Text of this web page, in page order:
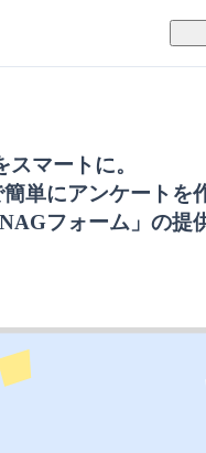
マートに。
単にアンケートを
フォーム」の提